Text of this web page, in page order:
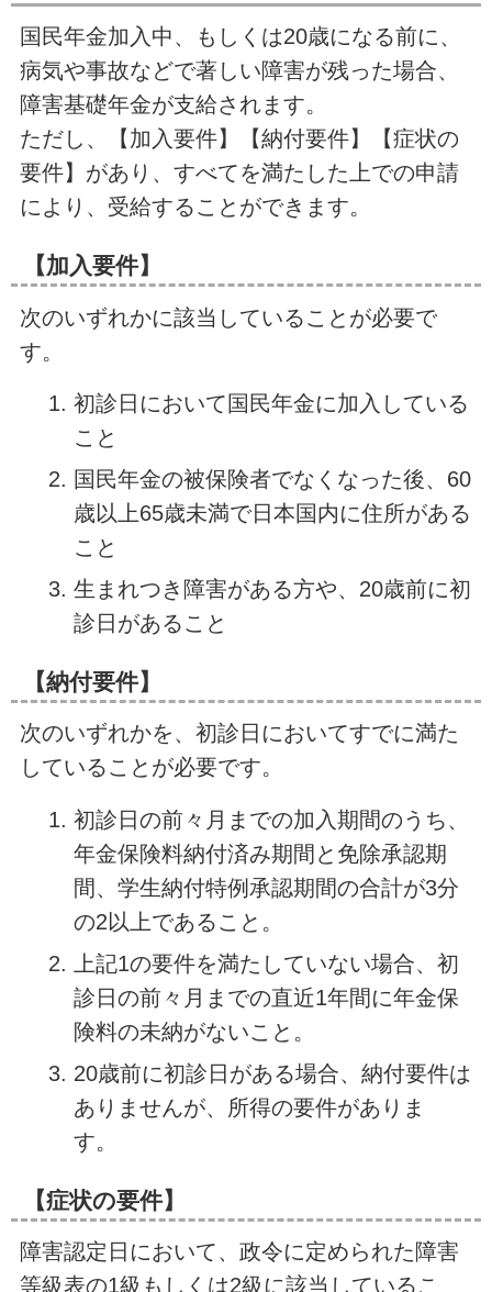
国民年金加入中、もしくは20歳になる前に、
病気や事故などで著しい障害が残った場合、
障害基礎年金が支給されます。
ただし、【加入要件】【納付要件】【症状の
要件】があり、すべてを満たした上での申請
により、受給することができます。
【加入要件】
次のいずれかに該当していることが必要で
す。
初診日において国民年金に加入している
こと
国民年金の被保険者でなくなった後、60
歳以上65歳未満で日本国内に住所がある
こと
生まれつき障害がある方や、20歳前に初
診日があること
【納付要件】
次のいずれかを、初診日においてすでに満た
していることが必要です。
初診日の前々月までの加入期間のうち、
年金保険料納付済み期間と免除承認期
間、学生納付特例承認期間の合計が3分
の2以上であること。
上記1の要件を満たしていない場合、初
診日の前々月までの直近1年間に年金保
険料の未納がないこと。
20歳前に初診日がある場合、納付要件は
ありませんが、所得の要件がありま
す。
【症状の要件】
障害認定日において、政令に定められた障害
等級表の1級もしくは2級に該当しているこ